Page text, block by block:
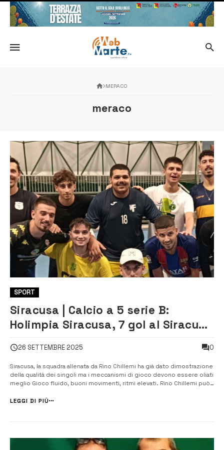
MERACO
meraco
SPORT
Siracusa | Calcio a 5 serie B:
Holimpia Siracusa, 7 gol al Siracusa
della stagione.
26 SETTEMBRE 2025 0
Siracusa, la squadra allenata da Rino Chillemi ha già dato dimostrazione
della qualità dei singoli ma i meccanismi di gioco devono essere oliati
meglio Gioco fluido, buoni movimenti, ritmi elevati. Rino Chillemi può
della stagione con il Siracusa Meraco, (squadra di serie C2) i...
LEGGI DI PIÙ